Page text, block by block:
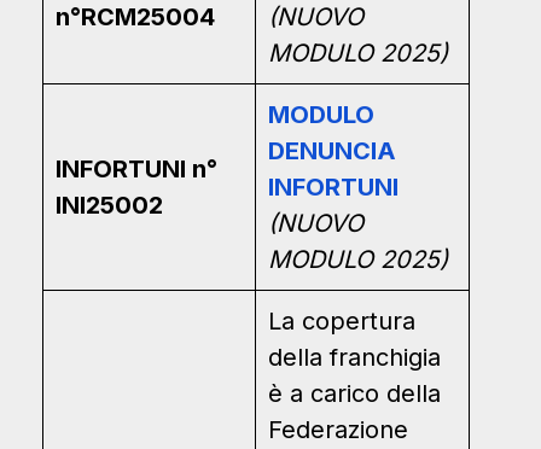
n°RCM25004
(NUOVO
MODULO 2025)
INFORTUNI n°
INI25002
MODULO
DENUNCIA
INFORTUNI
(NUOVO
MODULO 2025)
La copertura
della franchigia
è a carico della
Federazione